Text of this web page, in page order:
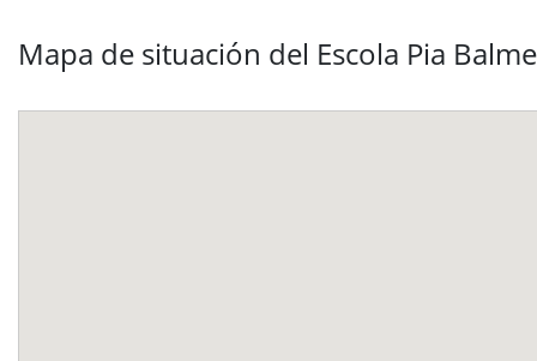
Mapa de situación del Escola Pia